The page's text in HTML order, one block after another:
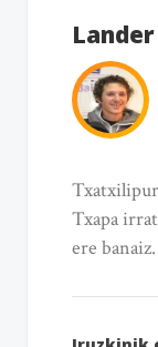
Txapa
ere